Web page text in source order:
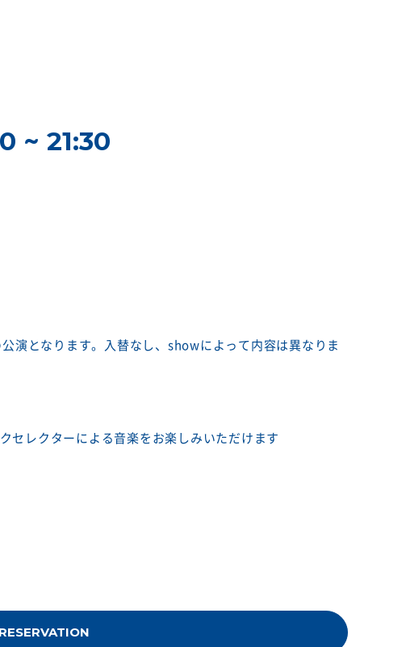
~ 21:30
演となります。入替なし、showによって内容は異なりま
セレクターによる音楽をお楽しみいただけます
RESERVATION